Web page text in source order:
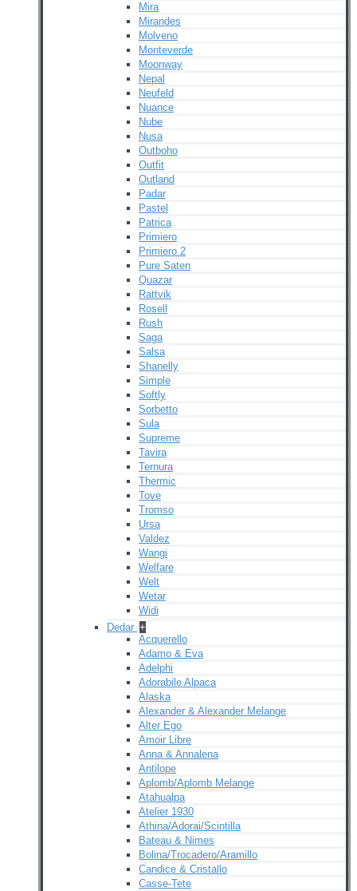
Mira
Mirandes
Molveno
Monteverde
Moonway
Nepal
Neufeld
Nuance
Nube
Nusa
Outboho
Outfit
Outland
Padar
Pastel
Patrica
Primiero
Primiero 2
Pure Saten
Quazar
Rattvik
Rosell
Rush
Saga
Salsa
Shanelly
Simple
Softly
Sorbetto
Sula
Supreme
Tavira
Ternura
Thermic
Tove
Tromso
Ursa
Valdez
Wangi
Welfare
Welt
Wetar
Widi
Dedar +
Acquerello
Adamo & Eva
Adelphi
Adorabile Alpaca
Alaska
Alexander & Alexander Melange
Alter Ego
Amoir Libre
Anna & Annalena
Antilope
Aplomb/Aplomb Melange
Atahualpa
Atelier 1930
Athina/Adorai/Scintilla
Bateau & Nimes
Bolina/Trocadero/Aramillo
Candice & Cristallo
Casse-Tete